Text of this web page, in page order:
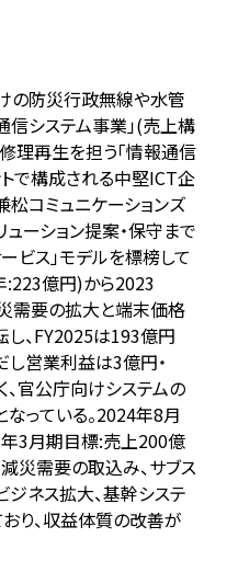
の防災行政無線や水管
信システム事業」(売上構
理再生を担う「情報通信
で構成される中堅ICT企
コミュニケーションズ
ーション提案・保守まで
ビス」モデルを標榜して
:223億円)から2023
需要の拡大と端末価格
、FY2025は193億円
営業利益は3億円・
官公庁向けシステムの
っている。2024年8月
3月期目標:売上200億
災需要の取込み、サブス
ジネス拡大、基幹システ
り、収益体質の改善が